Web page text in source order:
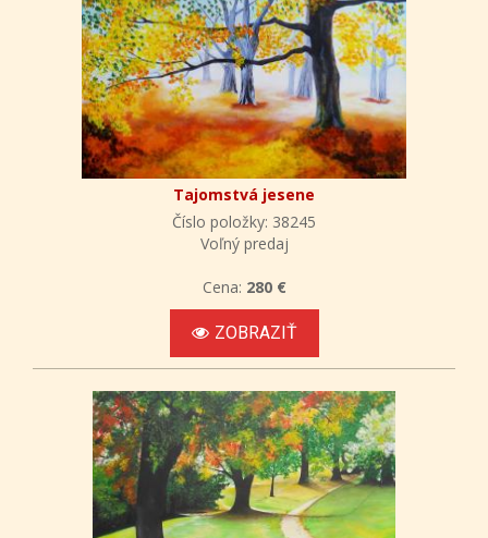
Tajomstvá jesene
Číslo položky: 38245
Voľný predaj
Cena: 280 €
ZOBRAZIŤ